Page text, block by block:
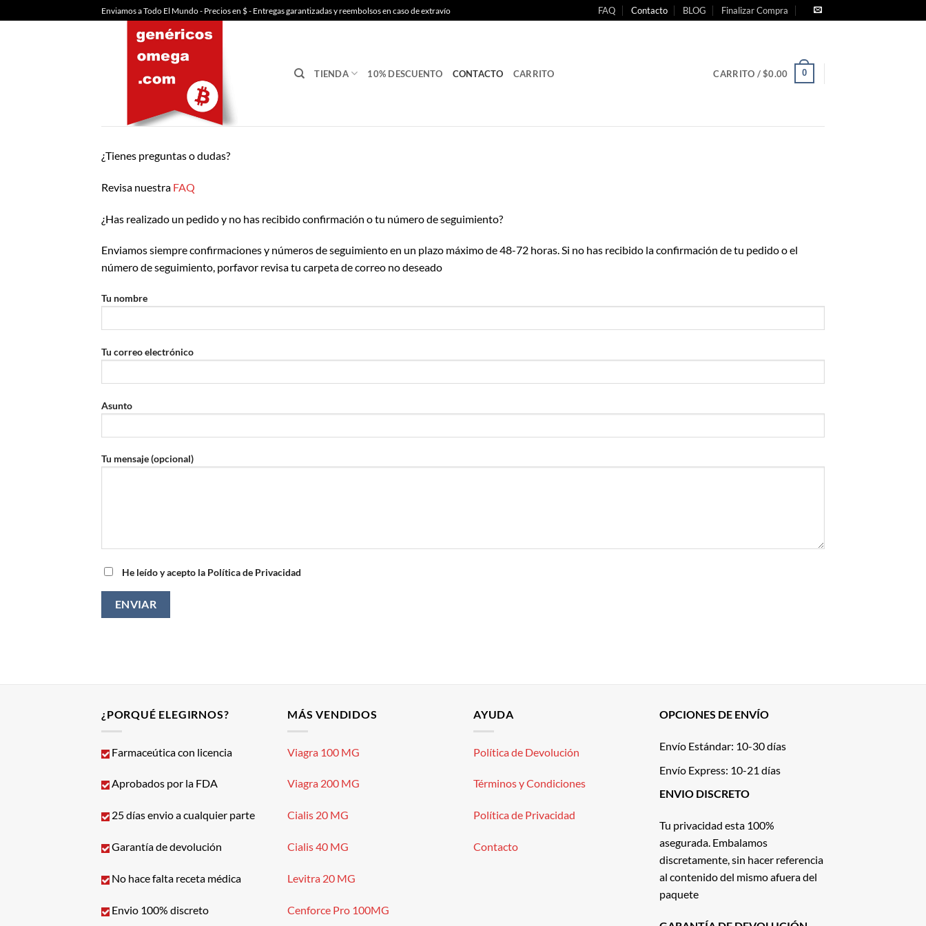
al
Enviamos a Todo El Mundo - Precios en $ - Entregas garantizadas y reembolsos en caso de extravío FAQ Contacto BLOG Finalizar Compra
TIENDA 10% DESCUENTO CONTACTO CARRITO CARRITO /$0.00 0
¿Tienes preguntas o dudas?
Revisa nuestra FAQ
¿Has realizado un pedido y no has recibido confirmación o tu número de seguimiento?
Enviamos siempre confirmaciones y números de seguimiento en un plazo máximo de 48-72 horas. Si no has recibido la confirmación de tu pedido o el
número de seguimiento, porfavor revisa tu carpeta de correo no deseado
Tu nombre
Tu correo electrónico
Asunto
Tu mensaje (opcional)
He leído y acepto la Política de Privacidad
¿PORQUÉ ELEGIRNOS?
Farmaceútica con licencia
Aprobados por la FDA
25 días envio a cualquier parte
Garantía de devolución
No hace falta receta médica
Envio 100% discreto
MÁS VENDIDOS
Viagra 100 MG
Viagra 200 MG
Cialis 20 MG
Cialis 40 MG
Levitra 20 MG
Cenforce Pro 100MG
AYUDA
Política de Devolución
Términos y Condiciones
Política de Privacidad
Contacto
OPCIONES DE ENVÍO
Envío Estándar: 10-30 días
Envío Express: 10-21 días
ENVIO DISCRETO
Tu privacidad esta 100%
asegurada. Embalamos
discretamente, sin hacer referencia
al contenido del mismo afuera del
paquete